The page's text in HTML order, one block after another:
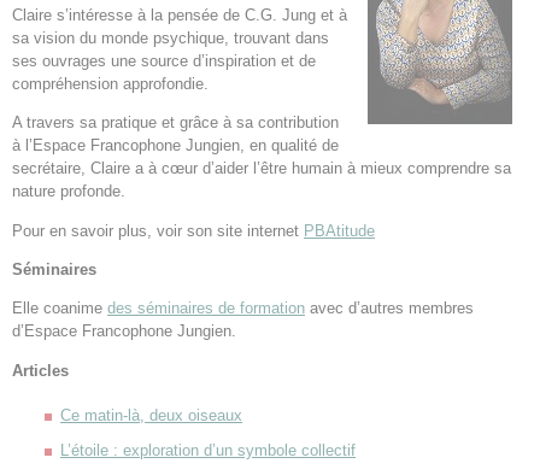
Claire s’intéresse à la pensée de C.G. Jung et à
sa vision du monde psychique, trouvant dans
ses ouvrages une source d’inspiration et de
compréhension approfondie.
A travers sa pratique et grâce à sa contribution
à l’Espace Francophone Jungien, en qualité de
secrétaire, Claire a à cœur d’aider l’être humain à mieux comprendre sa
nature profonde.
Pour en savoir plus, voir son site internet PBAtitude
Séminaires
Elle coanime des séminaires de formation avec d’autres membres
d’Espace Francophone Jungien.
Articles
Ce matin-là, deux oiseaux
L’étoile : exploration d’un symbole collectif